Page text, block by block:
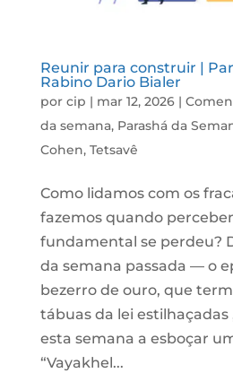
Reunir para construir |
Rabino Dario Bialer
por cip | mar 12, 2026|
da semana, Parashá da
Cohen, Tetsavê
Como lidamos com os
fazemos quando
fundamental se perdeu?
da semana passada — o
bezerro de ouro, que
tábuas da lei estilhaçadas
esta semana a esboçar
“Vayakhel...